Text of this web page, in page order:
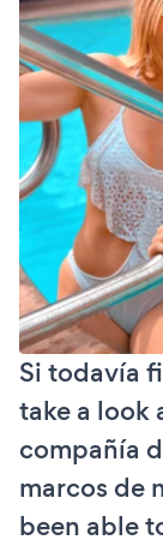
Si todavía
take a look
compañía
marcos de
been able